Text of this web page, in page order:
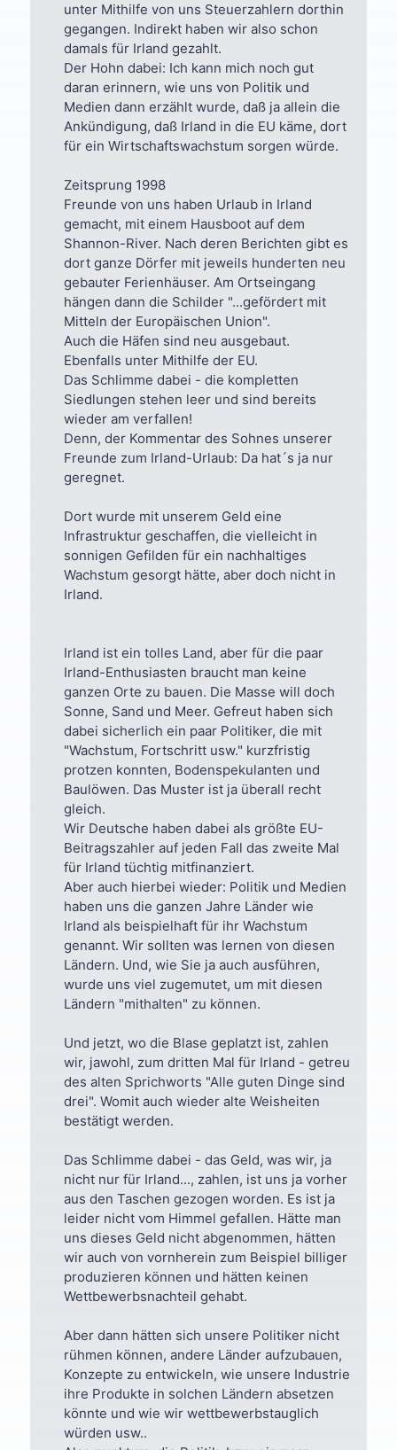
unter Mithilfe von uns Steuerzahlern dorthin
gegangen. Indirekt haben wir also schon
damals für Irland gezahlt.
Der Hohn dabei: Ich kann mich noch gut
daran erinnern, wie uns von Politik und
Medien dann erzählt wurde, daß ja allein die
Ankündigung, daß Irland in die EU käme, dort
für ein Wirtschaftswachstum sorgen würde.
Zeitsprung 1998
Freunde von uns haben Urlaub in Irland
gemacht, mit einem Hausboot auf dem
Shannon-River. Nach deren Berichten gibt es
dort ganze Dörfer mit jeweils hunderten neu
gebauter Ferienhäuser. Am Ortseingang
hängen dann die Schilder "...gefördert mit
Mitteln der Europäischen Union".
Auch die Häfen sind neu ausgebaut.
Ebenfalls unter Mithilfe der EU.
Das Schlimme dabei - die kompletten
Siedlungen stehen leer und sind bereits
wieder am verfallen!
Denn, der Kommentar des Sohnes unserer
Freunde zum Irland-Urlaub: Da hat´s ja nur
geregnet.
Dort wurde mit unserem Geld eine
Infrastruktur geschaffen, die vielleicht in
sonnigen Gefilden für ein nachhaltiges
Wachstum gesorgt hätte, aber doch nicht in
Irland.
Irland ist ein tolles Land, aber für die paar
Irland-Enthusiasten braucht man keine
ganzen Orte zu bauen. Die Masse will doch
Sonne, Sand und Meer. Gefreut haben sich
dabei sicherlich ein paar Politiker, die mit
"Wachstum, Fortschritt usw." kurzfristig
protzen konnten, Bodenspekulanten und
Baulöwen. Das Muster ist ja überall recht
gleich.
Wir Deutsche haben dabei als größte EU-
Beitragszahler auf jeden Fall das zweite Mal
für Irland tüchtig mitfinanziert.
Aber auch hierbei wieder: Politik und Medien
haben uns die ganzen Jahre Länder wie
Irland als beispielhaft für ihr Wachstum
genannt. Wir sollten was lernen von diesen
Ländern. Und, wie Sie ja auch ausführen,
wurde uns viel zugemutet, um mit diesen
Ländern "mithalten" zu können.
Und jetzt, wo die Blase geplatzt ist, zahlen
wir, jawohl, zum dritten Mal für Irland - getreu
des alten Sprichworts "Alle guten Dinge sind
drei". Womit auch wieder alte Weisheiten
bestätigt werden.
Das Schlimme dabei - das Geld, was wir, ja
nicht nur für Irland..., zahlen, ist uns ja vorher
aus den Taschen gezogen worden. Es ist ja
leider nicht vom Himmel gefallen. Hätte man
uns dieses Geld nicht abgenommen, hätten
wir auch von vornherein zum Beispiel billiger
produzieren können und hätten keinen
Wettbewerbsnachteil gehabt.
Aber dann hätten sich unsere Politiker nicht
rühmen können, andere Länder aufzubauen,
Konzepte zu entwickeln, wie unsere Industrie
ihre Produkte in solchen Ländern absetzen
könnte und wie wir wettbewerbstauglich
würden usw..